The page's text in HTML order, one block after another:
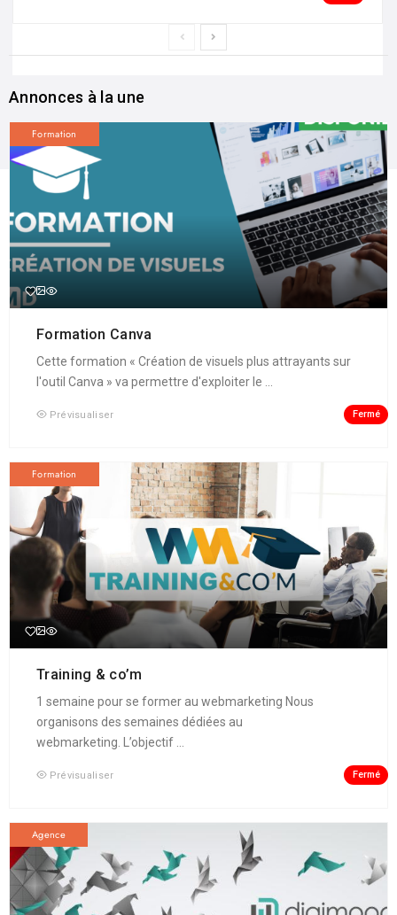
Annonces à la une
Formation
Formation Canva
Cette formation « Création de visuels plus attrayants sur
l'outil Canva » va permettre d'exploiter le ...
Prévisualiser Fermé
Formation
Training & co’m
1 semaine pour se former au webmarketing Nous
organisons des semaines dédiées au
webmarketing. L’objectif ...
Prévisualiser Fermé
Agence